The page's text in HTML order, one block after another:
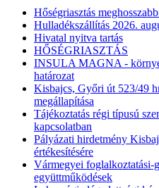
Hőségriasztás
Hulladékszállítás 2026.
Hivatal nyitva tartás
HŐSÉGRIASZTÁS
INSULA MAGNA -
határozat
Kisbajcs, Győri út 523/49
megállapítása
Tájékoztatás régi típusú
kapcsolatban
Pályázati hirdetmény
értékesítésére
Vármegyei foglalkoztatási-
együttműködések